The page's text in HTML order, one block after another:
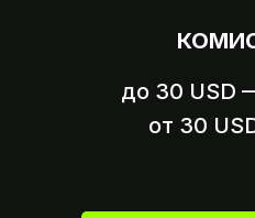
до 30 USD
от 30
от
Пришлите